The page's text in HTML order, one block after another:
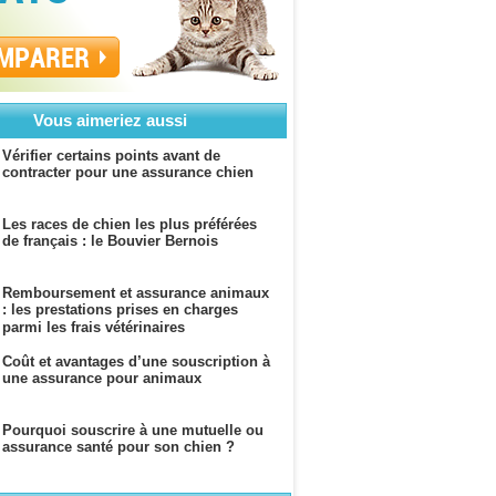
Vous aimeriez aussi
Vérifier certains points avant de
contracter pour une assurance chien
Les races de chien les plus préférées
de français : le Bouvier Bernois
Remboursement et assurance animaux
: les prestations prises en charges
parmi les frais vétérinaires
Coût et avantages d’une souscription à
une assurance pour animaux
Pourquoi souscrire à une mutuelle ou
assurance santé pour son chien ?